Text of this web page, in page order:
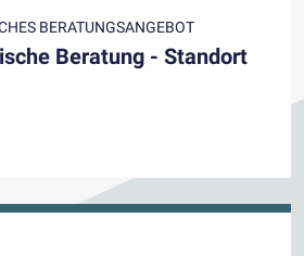
BERATUNGSANGEBOT
Beratung - Standort